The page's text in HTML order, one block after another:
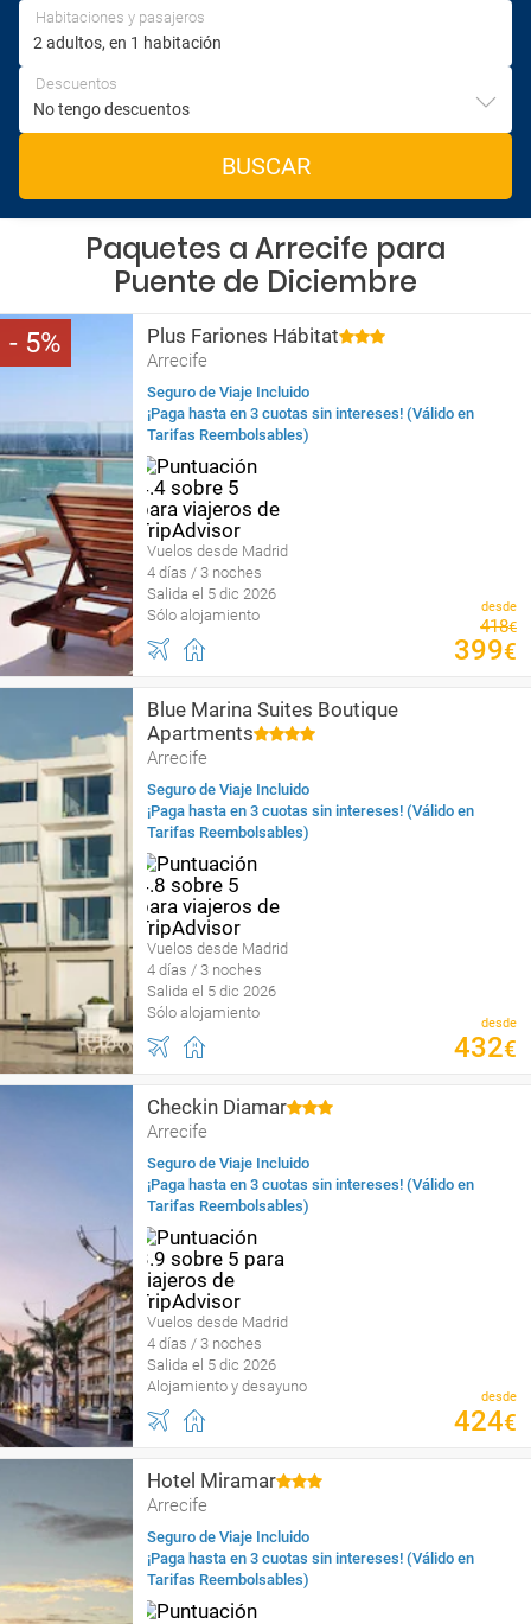
Habitaciones y pasajeros
Descuentos
BUSCAR
Paquetes a Arrecife para
Puente de Diciembre
5 Plus Fariones Hábitat
Arrecife
Seguro de Viaje Incluido
¡Paga hasta en 3 cuotas sin intereses! (Válido en
Tarifas Reembolsables)
Vuelos desde Madrid
4 días / 3 noches
Salida el 5 dic 2026
Sólo alojamiento
desde
418€
399€
Blue Marina Suites Boutique
Apartments
Arrecife
Seguro de Viaje Incluido
¡Paga hasta en 3 cuotas sin intereses! (Válido en
Tarifas Reembolsables)
Vuelos desde Madrid
4 días / 3 noches
Salida el 5 dic 2026
Sólo alojamiento
desde
432€
Checkin Diamar
Arrecife
Seguro de Viaje Incluido
¡Paga hasta en 3 cuotas sin intereses! (Válido en
Tarifas Reembolsables)
Vuelos desde Madrid
4 días / 3 noches
Salida el 5 dic 2026
Alojamiento y desayuno
desde
424€
Hotel Miramar
Arrecife
Seguro de Viaje Incluido
¡Paga hasta en 3 cuotas sin intereses! (Válido en
Tarifas Reembolsables)